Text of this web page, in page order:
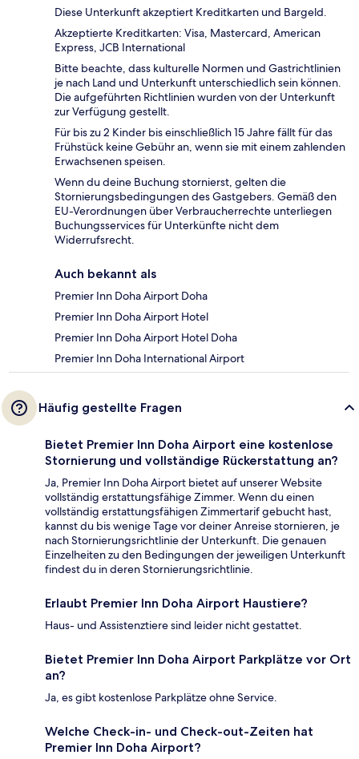
Diese Unterkunft akzeptiert Kreditkarten und Bargeld.
Akzeptierte Kreditkarten: Visa, Mastercard, American
Express, JCB International
Bitte beachte, dass kulturelle Normen und Gastrichtlinien
je nach Land und Unterkunft unterschiedlich sein können.
Die aufgeführten Richtlinien wurden von der Unterkunft
zur Verfügung gestellt.
Für bis zu 2 Kinder bis einschließlich 15 Jahre fällt für das
Frühstück keine Gebühr an, wenn sie mit einem zahlenden
Erwachsenen speisen.
Wenn du deine Buchung stornierst, gelten die
Stornierungsbedingungen des Gastgebers. Gemäß den
EU-Verordnungen über Verbraucherrechte unterliegen
Buchungsservices für Unterkünfte nicht dem
Widerrufsrecht.
Auch bekannt als
Premier Inn Doha Airport Doha
Premier Inn Doha Airport Hotel
Premier Inn Doha Airport Hotel Doha
Premier Inn Doha International Airport
Häufig gestellte Fragen
Bietet Premier Inn Doha Airport eine kostenlose
Stornierung und vollständige Rückerstattung an?
Ja, Premier Inn Doha Airport bietet auf unserer Website
vollständig erstattungsfähige Zimmer. Wenn du einen
vollständig erstattungsfähigen Zimmertarif gebucht hast,
kannst du bis wenige Tage vor deiner Anreise stornieren, je
nach Stornierungsrichtlinie der Unterkunft. Die genauen
Einzelheiten zu den Bedingungen der jeweiligen Unterkunft
findest du in deren Stornierungsrichtlinie.
Erlaubt Premier Inn Doha Airport Haustiere?
Haus- und Assistenztiere sind leider nicht gestattet.
Bietet Premier Inn Doha Airport Parkplätze vor Ort
an?
Ja, es gibt kostenlose Parkplätze ohne Service.
Welche Check-in- und Check-out-Zeiten hat
Premier Inn Doha Airport?